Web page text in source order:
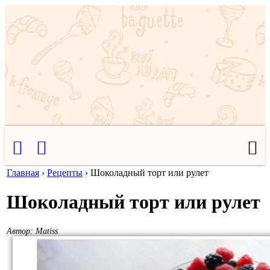
Главная › Рецепты › Шоколадный торт или рулет
Шоколадный торт или рулет
Автор: Matiss